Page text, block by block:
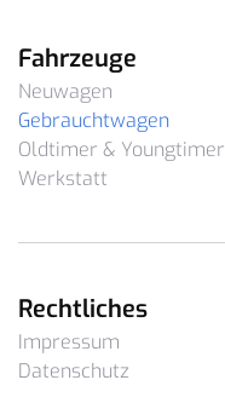
Fahrzeuge
Neuwagen
Gebrauchtwagen
Oldtimer & Youngtimer
Werkstatt
Rechtliches
Impressum
Datenschutz